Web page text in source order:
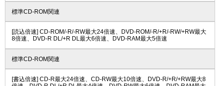
標準CD-ROM関連
[読込倍速] CD-ROM/-R/-RW最大24倍速、DVD-ROM/-R/+R/-RW/+RW最大
8倍速、DVD-R DL/+R DL最大6倍速、DVD-RAM最大5倍速
標準CD-ROM関連
[書込倍速] CD-R最大24倍速、CD-RW最大10倍速、DVD-R/+R/+RW最大8